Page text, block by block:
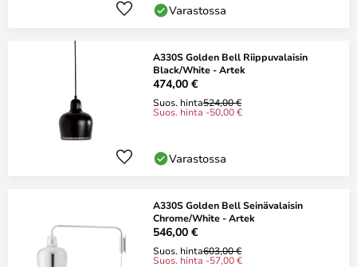
Varastossa
A330S Golden Bell Riippuvalaisin
Black/White - Artek
474,00 €
Suos. hinta524,00 €
Suos. hinta -50,00 €
Varastossa
A330S Golden Bell Seinävalaisin
Chrome/White - Artek
546,00 €
Suos. hinta603,00 €
Suos. hinta -57,00 €